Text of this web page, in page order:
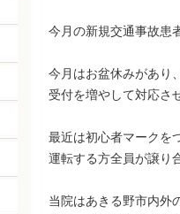
今月の新規交通事故患
今月はお盆休みがあり
受付を増やして対応さ
最近は初心者マークを
運転する方全員が譲り
当院はあきる野市内外